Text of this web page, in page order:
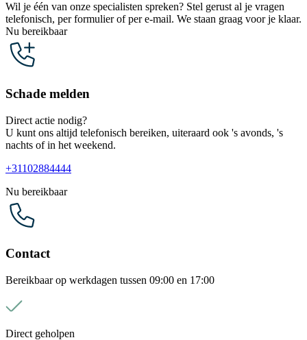
Wil je één van onze specialisten spreken? Stel gerust al je vragen
telefonisch, per formulier of per e-mail. We staan graag voor je klaar.
Nu bereikbaar
Schade melden
Direct actie nodig?
U kunt ons altijd telefonisch bereiken, uiteraard ook 's avonds, 's
nachts of in het weekend.
+31102884444
Nu bereikbaar
Contact
Bereikbaar op werkdagen tussen 09:00 en 17:00
Direct geholpen